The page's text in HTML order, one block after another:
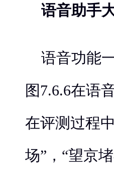
语音助手
语音功能
图7.6.6在语
在评测过程
场”，“望京